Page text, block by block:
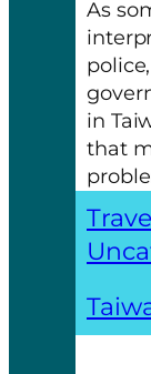
As
in
that